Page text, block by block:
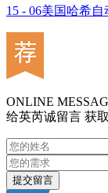
15 - 06美国哈希自
ONLINE
给英芮诚留言 获